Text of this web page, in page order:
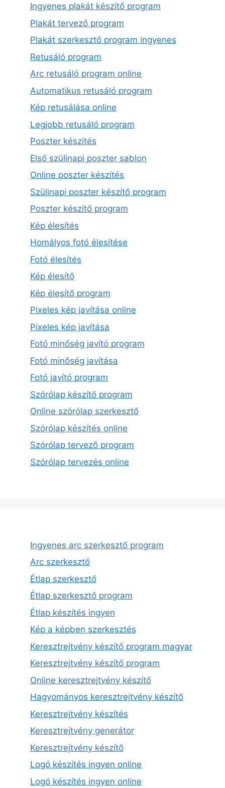
Ingyenes plakát készítő program
Plakát tervező program
Plakát szerkesztő program ingyenes
Retusáló program
Arc retusáló program online
Automatikus retusáló program
Kép retusálása online
Legjobb retusáló program
Poszter készítés
Első szülinapi poszter sablon
Online poszter készítés
Szülinapi poszter készítő program
Poszter készítő program
Kép élesítés
Homályos fotó élesítése
Fotó élesítés
Kép élesítő
Kép élesítő program
Pixeles kép javítása online
Pixeles kép javítása
Fotó minőség javító program
Fotó minőség javítása
Fotó javító program
Szórólap készítő program
Online szórólap szerkesztő
Szórólap készítés online
Szórólap tervező program
Szórólap tervezés online
Ingyenes arc szerkesztő program
Arc szerkesztő
Étlap szerkesztő
Étlap szerkesztő program
Étlap készítés ingyen
Kép a képben szerkesztés
Keresztrejtvény készítő program magyar
Keresztrejtvény készítő program
Online keresztrejtvény készítő
Hagyományos keresztrejtvény készítő
Keresztrejtvény készítés
Keresztrejtvény generátor
Keresztrejtvény készítő
Logó készítés ingyen online
Logó készítés ingyen online